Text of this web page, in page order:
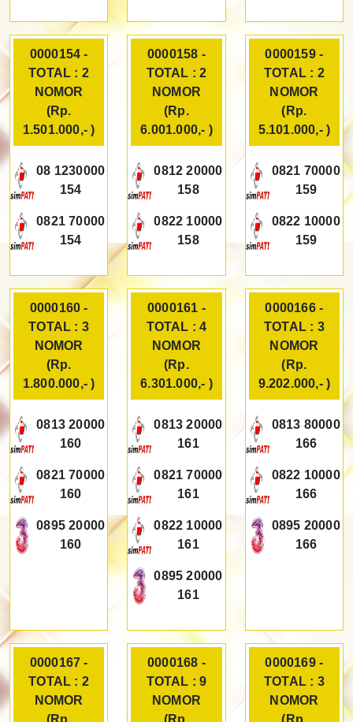
0000154 -
TOTAL : 2
NOMOR
(Rp.
1.501.000,- )
08 1230000
154
0821 70000
154
0000158 -
TOTAL : 2
NOMOR
(Rp.
6.001.000,- )
0812 20000
158
0822 10000
158
0000159 -
TOTAL : 2
NOMOR
(Rp.
5.101.000,- )
0821 70000
159
0822 10000
159
0000160 -
TOTAL : 3
NOMOR
(Rp.
1.800.000,- )
0813 20000
160
0821 70000
160
0895 20000
160
0000161 -
TOTAL : 4
NOMOR
(Rp.
6.301.000,- )
0813 20000
161
0821 70000
161
0822 10000
161
0895 20000
161
0000166 -
TOTAL : 3
NOMOR
(Rp.
9.202.000,- )
0813 80000
166
0822 10000
166
0895 20000
166
0000167 -
TOTAL : 2
NOMOR
(Rp.
0000168 -
TOTAL : 9
NOMOR
(Rp.
0000169 -
TOTAL : 3
NOMOR
(Rp.